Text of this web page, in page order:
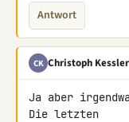
Antwort
CK Christoph
Ja aber
Die letzten